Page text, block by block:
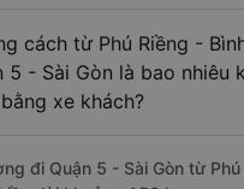
cách từ Phú Riềng -
5 - Sài Gòn là bao nhiêu
xe khách?
đi Quận 5 - Sài Gòn từ